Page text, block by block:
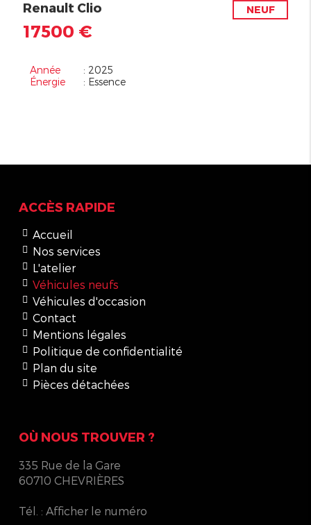
NEUF
Renault Clio
17500 €
Année
: 2025
Énergie
: Essence
ACCÈS RAPIDE
Accueil
Nos services
L'atelier
Véhicules neufs
Véhicules d'occasion
Contact
Mentions légales
Politique de confidentialité
Plan du site
Pièces détachées
OÙ NOUS TROUVER ?
335 Rue de la Gare
60710 CHEVRIÈRES
Tél. : Afficher le numéro